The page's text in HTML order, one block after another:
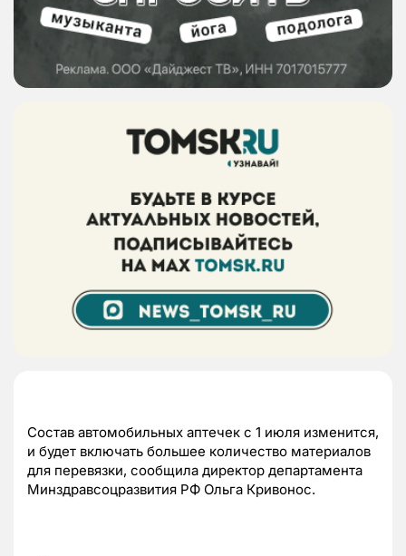
Состав автомобильных аптечек с 1 июля изменится,
и будет включать большее количество материалов
для перевязки, сообщила директор департамента
Минздравсоцразвития РФ Ольга Кривонос.